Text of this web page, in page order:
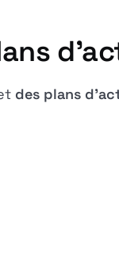
des plans